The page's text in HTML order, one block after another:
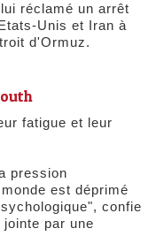
réclamé un arrêt
Unis et Iran à
d'Ormuz.
pression
est déprimé
confie
par une